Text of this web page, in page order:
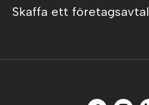
Skaffa ett företagsavtal